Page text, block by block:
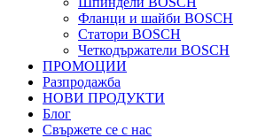
Фланци и шайби BOSCH
Статори BOSCH
Четкодържатели BOSCH
ПРОМОЦИИ
Разпродажба
НОВИ ПРОДУКТИ
Блог
Свържете се с нас